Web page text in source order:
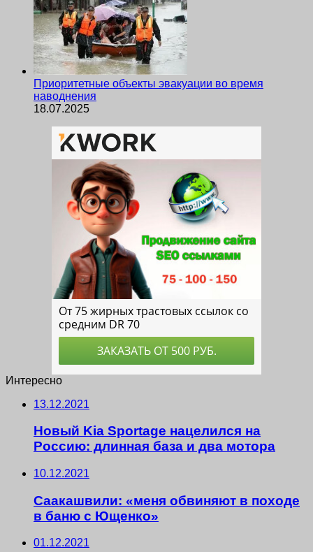
Приоритетные объекты эвакуации во время
наводнения
18.07.2025
Интересно
13.12.2021
Новый Kia Sportage нацелился на
Россию: длинная база и два мотора
10.12.2021
Саакашвили: «меня обвиняют в походе
в баню с Ющенко»
01.12.2021